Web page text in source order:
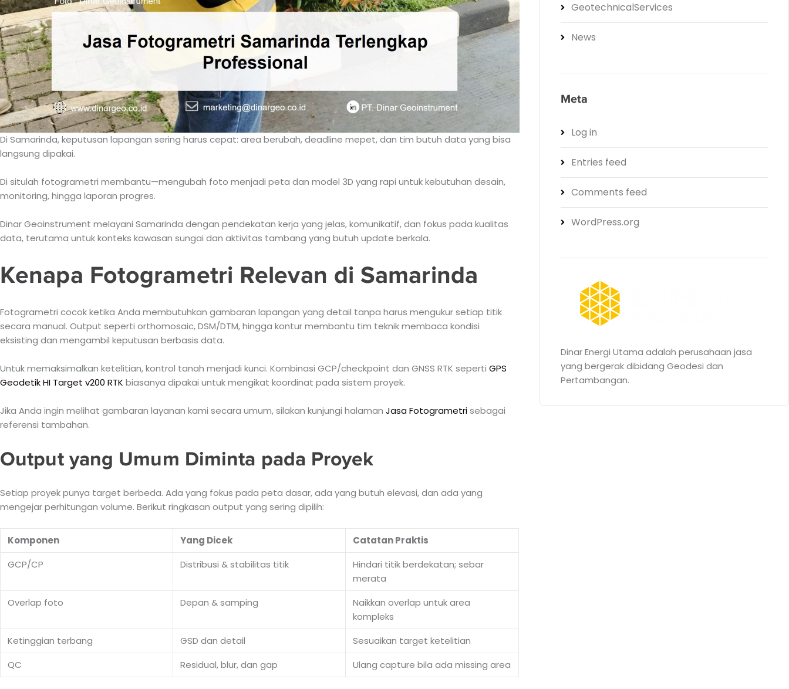
Di Samarinda, keputusan lapangan sering harus cepat: area berubah, deadline mepet, dan tim butuh data yang bisa
langsung dipakai.
Di situlah fotogrametri membantu—mengubah foto menjadi peta dan model 3D yang rapi untuk kebutuhan desain,
monitoring, hingga laporan progres.
Dinar Geoinstrument melayani Samarinda dengan pendekatan kerja yang jelas, komunikatif, dan fokus pada kualitas
data, terutama untuk konteks kawasan sungai dan aktivitas tambang yang butuh update berkala.
Kenapa Fotogrametri Relevan di Samarinda
Fotogrametri cocok ketika Anda membutuhkan gambaran lapangan yang detail tanpa harus mengukur setiap titik
secara manual. Output seperti orthomosaic, DSM/DTM, hingga kontur membantu tim teknik membaca kondisi
eksisting dan mengambil keputusan berbasis data.
Untuk memaksimalkan ketelitian, kontrol tanah menjadi kunci. Kombinasi GCP/checkpoint dan GNSS RTK seperti GPS
Geodetik HI Target v200 RTK biasanya dipakai untuk mengikat koordinat pada sistem proyek.
Jika Anda ingin melihat gambaran layanan kami secara umum, silakan kunjungi halaman Jasa Fotogrametrisebagai
referensi tambahan.
Output yang Umum Diminta pada Proyek
Setiap proyek punya target berbeda. Ada yang fokus pada peta dasar, ada yang butuh elevasi, dan ada yang
mengejar perhitungan volume. Berikut ringkasan output yang sering dipilih:
Komponen Yang Dicek
Catatan Praktis
GCP/CP
Distribusi & stabilitas titik
Hindari titik berdekatan; sebar
merata
Overlap foto
Depan & samping
Naikkan overlap untuk area
kompleks
Ketinggian terbang
GSD dan detail
Sesuaikan target ketelitian
QC
Residual, blur, dan gap Ulang capture bila ada missing area
GeotechnicalServices
News
Meta
Log in
Entries feed
Comments feed
WordPress.org
Dinar Energi Utama adalah perusahaan jasa
yang bergerak dibidang Geodesi dan
Pertambangan.